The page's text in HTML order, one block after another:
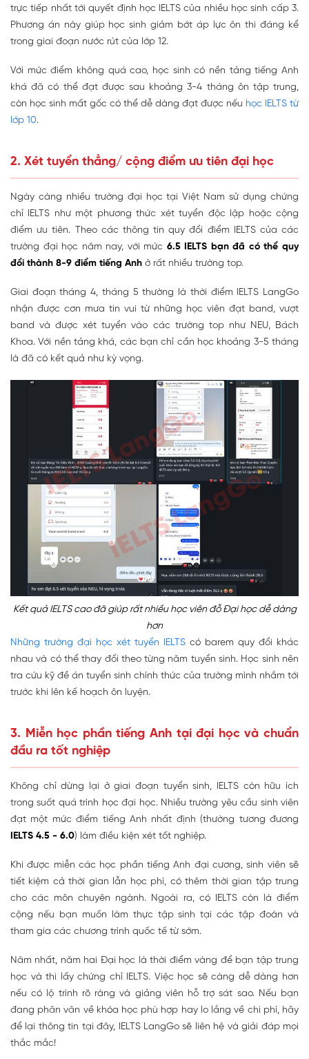
trực tiếp nhất tới quyết định học IELTS của nhiều học sinh cấp 3.
Phương án này giúp học sinh giảm bớt áp lực ôn thi đáng kể
trong giai đoạn nước rút của lớp 12.
Với mức điểm không quá cao, học sinh có nền tảng tiếng Anh
khá đã có thể đạt được sau khoảng 3-4 tháng ôn tập trung,
còn học sinh mất gốc có thể dễ dàng đạt được nếu học IELTS từ
lớp 10.
2. Xét tuyển thẳng/ cộng điểm ưu tiên đại học
Ngày càng nhiều trường đại học tại Việt Nam sử dụng chứng
chỉ IELTS như một phương thức xét tuyển độc lập hoặc cộng
điểm ưu tiên. Theo các thông tin quy đổi điểm IELTS của các
trường đại học năm nay, với mức 6.5 IELTS bạn đã có thể quy
đổi thành 8-9 điểm tiếng Anh ở rất nhiều trường top.
Giai đoạn tháng 4, tháng 5 thường là thời điểm IELTS LangGo
nhận được cơn mưa tin vui từ những học viên đạt band, vượt
band và được xét tuyển vào các trường top như NEU, Bách
Khoa. Với nền tảng khá, các bạn chỉ cần học khoảng 3-5 tháng
là đã có kết quả như kỳ vọng.
Kết quả IELTS cao đã giúp rất nhiều học viên đỗ Đại học dễ dàng
hơn
Những trường đại học xét tuyển IELTS có barem quy đổi khác
nhau và có thể thay đổi theo từng năm tuyển sinh. Học sinh nên
tra cứu kỹ đề án tuyển sinh chính thức của trường mình nhắm tới
trước khi lên kế hoạch ôn luyện.
3. Miễn học phần tiếng Anh tại đại học và chuẩn
đầu ra tốt nghiệp
Không chỉ dừng lại ở giai đoạn tuyển sinh, IELTS còn hữu ích
trong suốt quá trình học đại học. Nhiều trường yêu cầu sinh viên
đạt một mức điểm tiếng Anh nhất định (thường tương đương
IELTS 4.5 - 6.0) làm điều kiện xét tốt nghiệp.
Khi được miễn các học phần tiếng Anh đại cương, sinh viên sẽ
tiết kiệm cả thời gian lẫn học phí, có thêm thời gian tập trung
cho các môn chuyên ngành. Ngoài ra, có IELTS còn là điểm
cộng nếu bạn muốn làm thực tập sinh tại các tập đoàn và
tham gia các chương trình quốc tế từ sớm.
Năm nhất, năm hai Đại học là thời điểm vàng để bạn tập trung
học và thi lấy chứng chỉ IELTS. Việc học sẽ càng dễ dàng hơn
nếu có lộ trình rõ ràng và giảng viên hỗ trợ sát sao. Nếu bạn
đang phân vân về khóa học phù hợp hay lo lắng về chi phí, hãy
để lại thông tin tại đây, IELTS LangGo sẽ liên hệ và giải đáp mọi
thắc mắc!